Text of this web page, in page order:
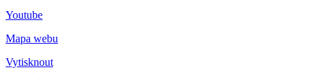
Youtube
Mapa webu
Vytisknout